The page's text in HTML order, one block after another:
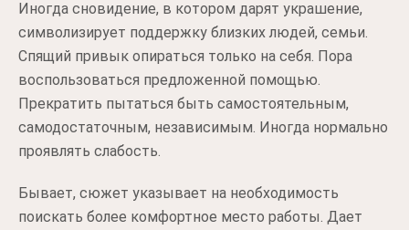
Иногда сновидение, в котором дарят украшение,
символизирует поддержку близких людей, семьи.
Спящий привык опираться только на себя. Пора
воспользоваться предложенной помощью.
Прекратить пытаться быть самостоятельным,
самодостаточным, независимым. Иногда нормально
проявлять слабость.
Бывает, сюжет указывает на необходимость
поискать более комфортное место работы. Дает